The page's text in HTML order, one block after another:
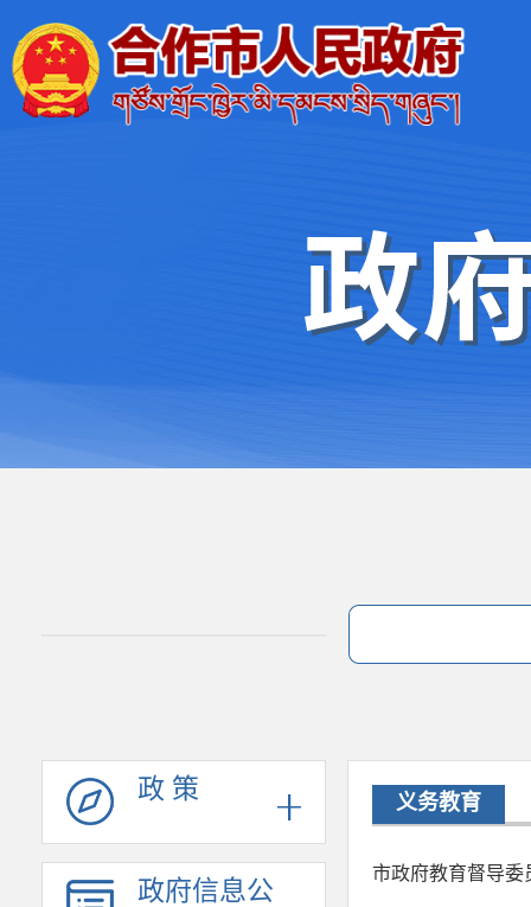
政 策
政府信息公
义务教育
市政府教育督导委